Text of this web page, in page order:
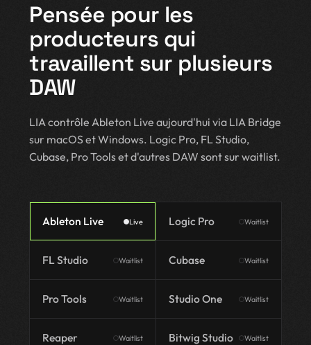
Pensée pour les
producteurs qui
travaillent sur plusieurs
DAW
LIA contrôle Ableton Live aujourd'hui via LIA Bridge
sur macOS et Windows. Logic Pro, FL Studio,
Cubase, Pro Tools et d'autres DAW sont sur waitlist.
Ableton Live Live Logic Pro Waitlist
FL Studio Waitlist Cubase Waitlist
Pro Tools Waitlist Studio One Waitlist
Reaper Waitlist Bitwig Studio Waitlist